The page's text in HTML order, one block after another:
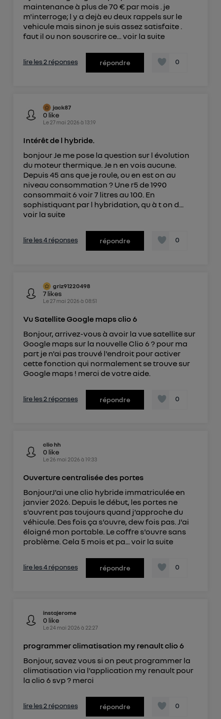
maintenance à plus de 70 € par mois . je
m'interroge; l y a dejà eu deux rappels sur le
vehicule mais sinon je suis assez satisfaite .
faut il ou non souscrire ce...voir la suite
lire les 2 réponses répondre 0
jack87
0 like
Le 27 mai 2026à 13:19
Intérêt de l hybride.
bonjour Je me pose la question sur l évolution
du moteur thermique. Je n en vois aucune.
Depuis 45 ans que je roule, ou en est on au
niveau consommation ? Une r5 de 1990
consommait 6 voir 7 litres au 100. En
sophistiquant par l hybridation, qu à t on d...
voir la suite
lire les 4 réponses répondre 0
griz91220498
7likes
Le 27 mai 2026à 08:51
Vu Satellite Google maps clio 6
Bonjour, arrivez-vous à avoir la vue satellite sur
Google maps sur la nouvelle Clio 6 ? pour ma
part je n'ai pas trouvé l'endroit pour activer
cette fonction qui normalement se trouve sur
Google maps ! merci de votre aide.
lire les 2 réponses répondre 0
clio hh
0 like
Le 26 mai 2026à 19:33
Ouverture centralisée des portes
BonjourJ'ai une clio hybride immatriculée en
janvier 2026. Depuis le début, les portes ne
s'ouvrent pas toujours quand j'approche du
véhicule. Des fois ça s'ouvre, dew fois pas. J'ai
éloigné mon portable. Le coffre s'ouvre sans
problème. Cela 5 mois et pa... voir la suite
lire les 4 réponses répondre 0
instajerome
0 like
Le 24 mai 2026à 22:27
programmer climatisation my renault clio 6
Bonjour, savez vous si on peut programmer la
climatisation via l'application my renault pour
la clio 6 svp ? merci
lire les 2 réponses répondre 0